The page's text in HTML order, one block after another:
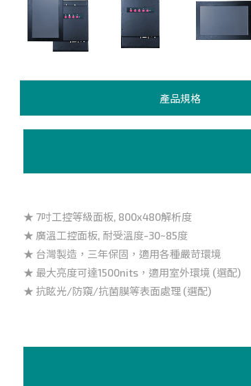
產品規格
★ 7吋工控等級面板, 800x480解析度
★ 廣溫工控面板, 耐受溫度-30~85度
★ 台灣製造，三年保固，適用各種嚴苛環境
★ 最大亮度可達1500nits，適用室外環境 (選配)
★ 抗眩光/防窺/抗菌膜等表面處理 (選配)